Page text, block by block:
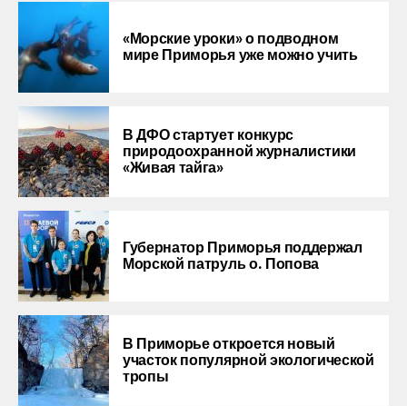
«Морские уроки» о подводном
мире Приморья уже можно учить
В ДФО стартует конкурс
природоохранной журналистики
«Живая тайга»
Губернатор Приморья поддержал
Морской патруль о. Попова
В Приморье откроется новый
участок популярной экологической
тропы